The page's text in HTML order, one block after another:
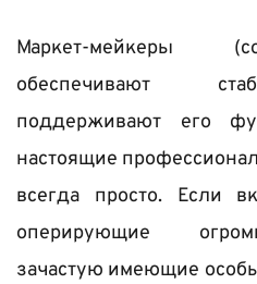
Маркет-мейкеры
обеспечивают
поддерживают его
настоящие
всегда просто. Если
оперирующие
зачастую имеющие